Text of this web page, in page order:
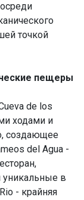
точкой
пещеры
de los
ходами и
создающее
del Agua -
уникальные в
- крайняя